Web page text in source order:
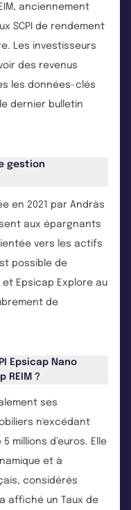
anciennement
SCPI de rendement
Les investisseurs
des revenus
les données-clés
dernier bulletin
gestion
en 2021 par Andràs
aux épargnants
vers les actifs
possible de
et Epsicap Explore au
de
Epsicap Nano
REIM ?
ses
n'excédant
millions d’euros. Elle
et à
considérés
affiché un Taux de